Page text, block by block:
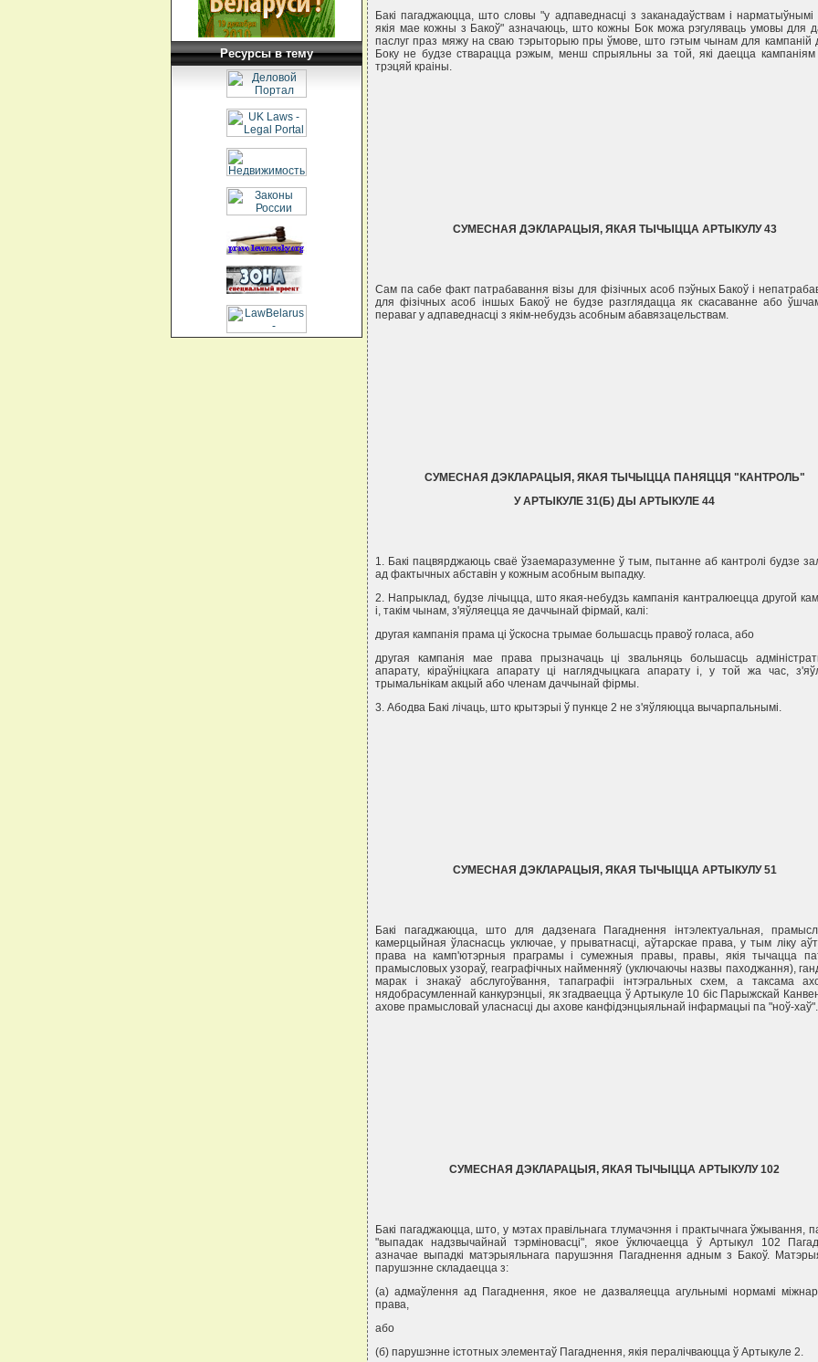
Ресурсы в тему
Бакi пагаджаюцца, што словы "у адпаведнасцi з заканадаўствам i нарматыўнымi
якiя мае кожны з Бакоў" азначаюць, што кожны Бок можа рэгуляваць умовы для
паслуг праз мяжу на сваю тэрыторыю пры ўмове, што гэтым чынам для кампанiй
Боку не будзе стварацца рэжым, менш спрыяльны за той, якi даецца
трэцяй краiны.
СУМЕСНАЯ ДЭКЛАРАЦЫЯ, ЯКАЯ ТЫЧЫЦЦА АРТЫКУЛУ 43
Сам па сабе факт патрабавання вiзы для фiзiчных асоб пэўных Бакоў i
для фiзiчных асоб iншых Бакоў не будзе разглядацца як скасаванне або
пераваг у адпаведнасцi з якiм-небудзь асобным абавязацельствам.
СУМЕСНАЯ ДЭКЛАРАЦЫЯ, ЯКАЯ ТЫЧЫЦЦА ПАНЯЦЦЯ "КАНТРОЛЬ"
У АРТЫКУЛЕ 31(Б) ДЫ АРТЫКУЛЕ 44
1. Бакi пацвярджаюць сваё ўзаемаразуменне ў тым, пытанне аб кантролi будзе
ад фактычных абставiн у кожным асобным выпадку.
2. Напрыклад, будзе лiчыцца, што якая-небудзь кампанiя кантралюецца другой
i, такiм чынам, з'яўляецца яе даччынай фiрмай, калi:
другая кампанiя прама цi ўскосна трымае большасць правоў голаса, або
другая кампанiя мае права прызначаць цi звальняць большасць
апарату, кiраўнiцкага апарату цi наглядчыцкага апарату i, у той жа час,
трымальнiкам акцый або членам даччынай фiрмы.
3. Абодва Бакi лiчаць, што крытэрыi ў пункце 2 не з'яўляюцца вычарпальнымi.
СУМЕСНАЯ ДЭКЛАРАЦЫЯ, ЯКАЯ ТЫЧЫЦЦА АРТЫКУЛУ 51
Бакi пагаджаюцца, што для дадзенага Пагаднення iнтэлектуальная,
камерцыйная ўласнасць уключае, у прыватнасцi, аўтарскае права, у тым лiку
права на камп'ютэрныя праграмы i сумежныя правы, правы, якiя тычацца
прамысловых узораў, геаграфiчных найменняў (уключаючы назвы паходжання),
марак i знакаў абслугоўвання, тапаграфii iнтэгральных схем, а таксама
нядобрасумленнай канкурэнцыi, як згадваецца ў Артыкуле 10 бiс Парыжскай
ахове прамысловай уласнасцi ды ахове канфiдэнцыяльнай iнфармацыi па "ноў-хаў".
СУМЕСНАЯ ДЭКЛАРАЦЫЯ, ЯКАЯ ТЫЧЫЦЦА АРТЫКУЛУ 102
Бакi пагаджаюцца, што, у мэтах правiльнага тлумачэння i практычнага ўжывання,
"выпадак надзвычайнай тэрмiновасцi", якое ўключаецца ў Артыкул 102
азначае выпадкi матэрыяльнага парушэння Пагаднення адным з Бакоў.
парушэнне складаецца з:
(а) адмаўлення ад Пагаднення, якое не дазваляецца агульнымi нормамi
права,
або
(б) парушэнне iстотных элементаў Пагаднення, якiя пералiчваюцца ў Артыкуле 2.